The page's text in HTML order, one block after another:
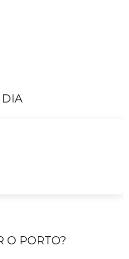
Viajar
Eventos
DIA
O PORTO?